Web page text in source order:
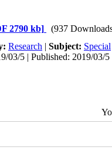
2790 kb]
(937
Research | Subject: Special
03/5 | Published: 2019/03/5